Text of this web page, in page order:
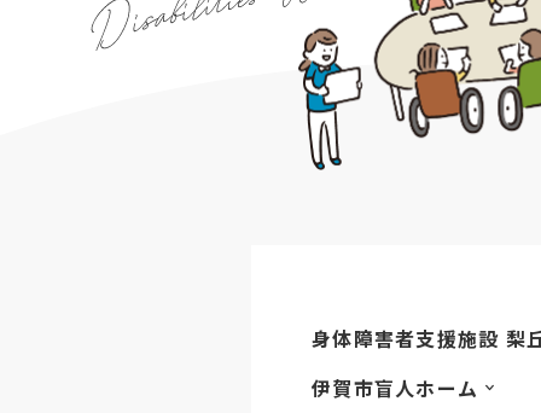
身体障害者支援施設 梨
伊賀市盲人ホーム